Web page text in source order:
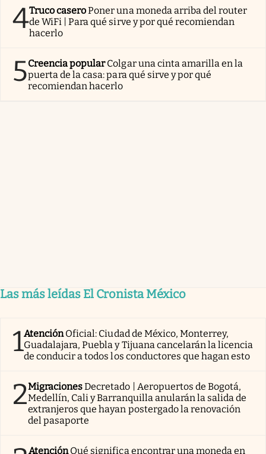
4Truco caseroPoner una moneda arriba del router
de WiFi | Para qué sirve y por qué recomiendan
hacerlo
5Creencia popularColgar una cinta amarilla en la
puerta de la casa: para qué sirve y por qué
recomiendan hacerlo
Las más leídas El Cronista México
1AtenciónOficial: Ciudad de México, Monterrey,
Guadalajara, Puebla y Tijuana cancelarán la licencia
de conducir a todos los conductores que hagan esto
2MigracionesDecretado | Aeropuertos de Bogotá,
Medellín, Cali y Barranquilla anularán la salida de
extranjeros que hayan postergado la renovación
del pasaporte
AtenciónQué significa encontrar una moneda en